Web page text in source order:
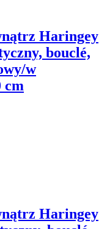
Haringey
bouclé,
w
cm
Haringey